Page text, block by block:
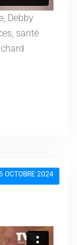
Debby
santé
OCTOBRE 2024